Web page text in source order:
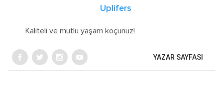
Uplifers
Kaliteli ve mutlu yaşam koçunuz!
YAZAR SAYFASI